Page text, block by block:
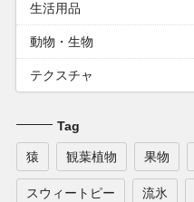
生活用品
動物・生物
テクスチャ
Tag
猿 観葉植物 果物
スウィートピー 流氷